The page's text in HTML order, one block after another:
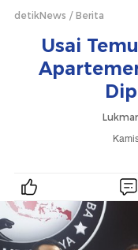
detikNews Berita
Usai